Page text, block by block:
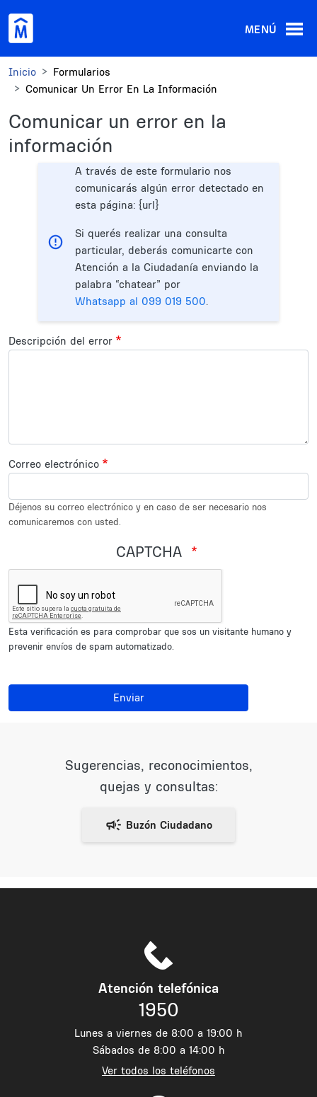
MENÚ
Inicio
Formularios
Comunicar Un Error En La Información
Comunicar un error en la
información
A través de este formulario nos
comunicarás algún error detectado en
esta página: {url}
Si querés realizar una consulta
particular, deberás comunicarte con
Atención a la Ciudadanía enviando la
palabra “chatear” por
Whatsapp al 099 019 500.
Descripción del error
Correo electrónico
Déjenos su correo electrónico y en caso de ser necesario nos
comunicaremos con usted.
CAPTCHA
Esta verificación es para comprobar que sos un visitante humano y
prevenir envíos de spam automatizado.
Enviar
Sugerencias, reconocimientos,
quejas y consultas:
Atención telefónica
1950
Lunes a viernes de 8:00 a 19:00 h
Sábados de 8:00 a 14:00 h
Ver todos los teléfonos